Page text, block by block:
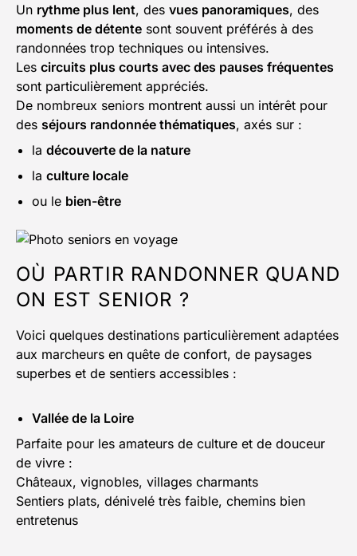
Un rythme plus lent, des vues panoramiques, des
moments de détente sont souvent préférés à des
randonnées trop techniques ou intensives.
Les circuits plus courts avec des pauses fréquentes
sont particulièrement appréciés.
De nombreux seniors montrent aussi un intérêt pour
des séjours randonnée thématiques, axés sur :
la découverte de la nature
la culture locale
ou le bien-être
OÙ PARTIR RANDONNER QUAND
ON EST SENIOR ?
Voici quelques destinations particulièrement adaptées
aux marcheurs en quête de confort, de paysages
superbes et de sentiers accessibles :
Vallée de la Loire
Parfaite pour les amateurs de culture et de douceur
de vivre :
Châteaux, vignobles, villages charmants
Sentiers plats, dénivelé très faible, chemins bien
entretenus